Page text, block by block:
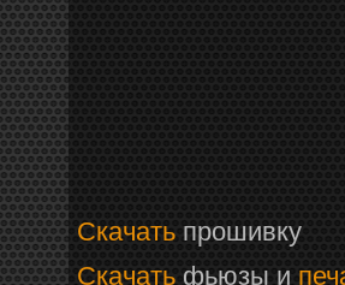
Скачать прошивку
Скачать фьюзы и